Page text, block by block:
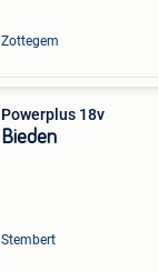
Zottegem
Powerplus 18v
Bieden
Stembert